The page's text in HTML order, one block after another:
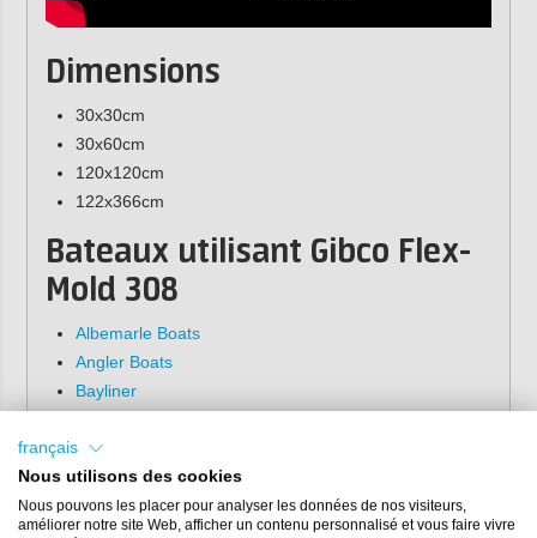
Dimensions
30x30cm
30x60cm
120x120cm
122x366cm
Bateaux utilisant Gibco Flex-
Mold 308
Albemarle Boats
Angler Boats
Bayliner
Grady White
Hanse Yachts
Marine Trader
français
Nous utilisons des cookies
Nous pouvons les placer pour analyser les données de nos visiteurs,
améliorer notre site Web, afficher un contenu personnalisé et vous faire vivre